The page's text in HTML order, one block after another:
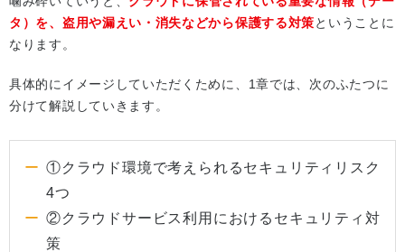
タ）を、盗用や漏えい・消失などから保護する対策ということに
なります。
具体的にイメージしていただくために、1章では、次のふたつに
分けて解説していきます。
①クラウド環境で考えられるセキュリティリスク
4つ
②クラウドサービス利用におけるセキュリティ対
策